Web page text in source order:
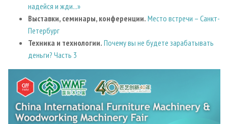
надейся и жди...»
Выставки, семинары, конференции. Место встречи – Санкт-
Петербург
Техника и технологии. Почему вы не будете зарабатывать
деньги? Часть 3